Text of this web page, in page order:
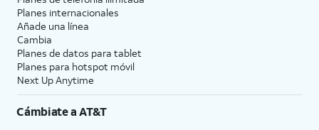
Planes internacionales
Añade una línea
Cambia
Planes de datos para tablet
Planes para hotspot móvil
Next Up Anytime
Cámbiate aAT&T